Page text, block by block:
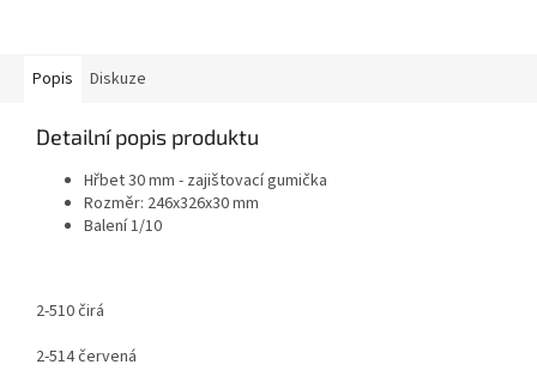
Popis Diskuze
Detailní popis produktu
Hřbet 30 mm - zajištovací gumička
Rozměr: 246x326x30 mm
Balení 1/10
2-510 čirá
2-514 červená